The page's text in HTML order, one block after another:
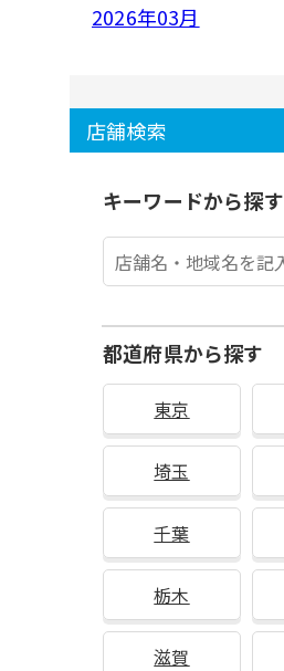
2026年03月
店舗検索
キーワードから探す
都道府県から探す
東京
埼玉
千葉
栃木
滋賀